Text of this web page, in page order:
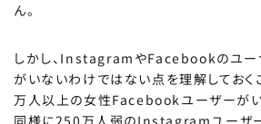
ん。
しかし、InstagramやFacebookのユー
がいないわけではない点を理解しておく
万人以上の女性Facebookユーザーがい